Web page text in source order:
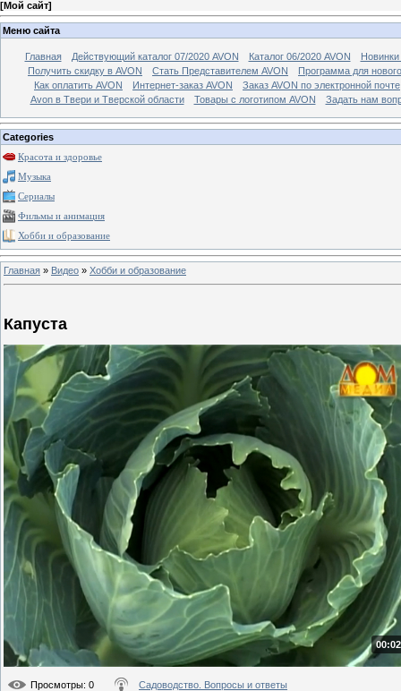
[Мой сайт]
Меню сайта
Главная Действующий каталог 07/2020 AVON Каталог 06/2020 AVON
Новинки
Получить скидку в AVON
Стать Представителем AVON
Программа для
Как оплатить AVON
Интернет-заказ AVON
Заказ AVON по электронной почте
Avon в Твери и Тверской области
Товары с логотипом AVON Задать нам
Categories
Красота и здоровье
Музыка
Сериалы
Фильмы и анимация
Хобби и образование
Главная » Видео » Хобби и образование
Капуста
Просмотры: 0 Садоводство. Вопросы и ответы